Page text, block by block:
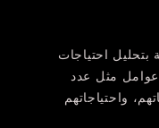
بتحليل احتياجات
عوامل مثل عدد
واحتياجاتهم